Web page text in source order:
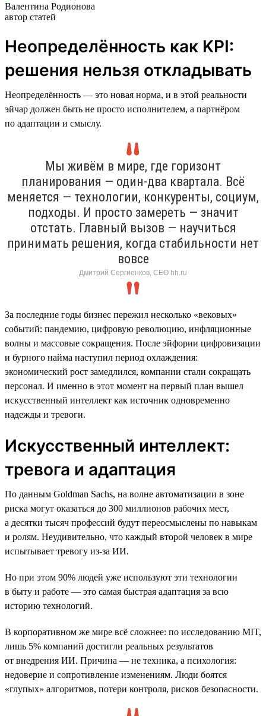
Валентина Родионова
автор статей
Неопределённость как KPI:
решения нельзя откладывать
Неопределённость — это новая норма, и в этой реальности
эйчар должен быть не просто исполнителем, а партнёром
по адаптации и смыслу.
Мы живём в мире, где горизонт
планирования — один-два квартала. Всё
меняется — технологии, конкуренты, социум,
подходы. И просто замереть — значит
отстать. Главный вызов — научиться
принимать решения, когда стабильности нет
вовсе
Дмитрий Сергиенков, CEO hh.ru
За последние годы бизнес пережил несколько «вековых»
событий: пандемию, цифровую революцию, инфляционные
волны и массовые сокращения. После эйфории цифровизации
и бурного найма наступил период охлаждения:
экономический рост замедлился, компании стали сокращать
персонал. И именно в этот момент на первый план вышел
искусственный интеллект как источник одновременно
надежды и тревоги.
Искусственный интеллект:
тревога и адаптация
По данным Goldman Sachs, на волне автоматизации в зоне
риска могут оказаться до 300 миллионов рабочих мест,
а десятки тысяч профессий будут переосмыслены по навыкам
и ролям. Неудивительно, что каждый второй человек в мире
испытывает тревогу из-за ИИ.
Но при этом 90% людей уже используют эти технологии
в быту и работе — это самая быстрая адаптация за всю
историю технологий.
В корпоративном же мире всё сложнее: по исследованию MIT,
лишь 5% компаний достигли реальных результатов
от внедрения ИИ. Причина — не техника, а психология:
недоверие и сопротивление изменениям. Люди боятся
«глупых» алгоритмов, потери контроля, рисков безопасности.